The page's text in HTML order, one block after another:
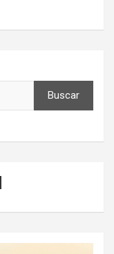
Buscar